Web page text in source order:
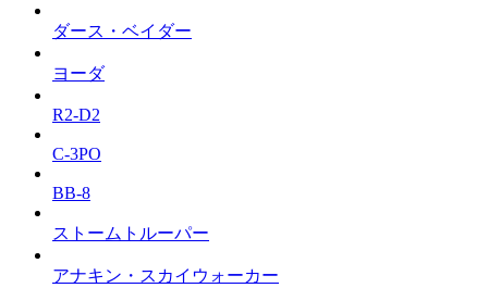
ダース・ベイダー
ヨーダ
R2-D2
C-3PO
BB-8
ストームトルーパー
アナキン・スカイウォーカー